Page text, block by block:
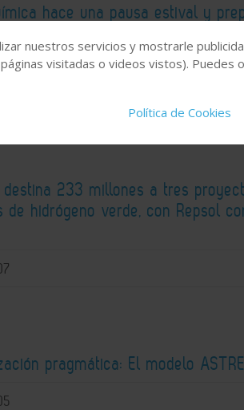
hace una pausa estival y
destina 233 millones a tres
de hidrógeno verde, con Repsol
pragmática: El modelo ASTRE
nuestros servicios y mostrarle
visitadas o videos vistos). Puedes
Política de Cookies